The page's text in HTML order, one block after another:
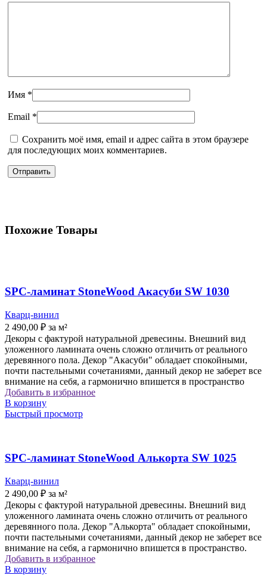
Имя *
Email *
Сохранить моё имя, email и адрес сайта в этом браузере
для последующих моих комментариев.
Похожие Товары
SPC-ламинат StoneWood Акасуби SW 1030
Кварц-винил
2 490,00 ₽ за м²
Декоры с фактурой натуральной древесины. Внешний вид
уложенного ламината очень сложно отличить от реального
деревянного пола. ​Декор "Акасуби" обладает спокойными,
почти пастельными сочетаниями, данный декор не заберет все
внимание на себя, а гармонично впишется в пространство
Добавить в избранное
В корзину
Быстрый просмотр
SPC-ламинат StoneWood Алькорта SW 1025
Кварц-винил
2 490,00 ₽ за м²
Декоры с фактурой натуральной древесины. Внешний вид
уложенного ламината очень сложно отличить от реального
деревянного пола. Декор "Алькорта" обладает спокойными,
почти пастельными сочетаниями, данный декор не заберет все
внимание на себя, а гармонично впишется в пространство.
Добавить в избранное
В корзину